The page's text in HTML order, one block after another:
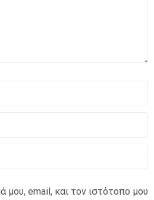
μου, email, και τον ιστότοπο μου